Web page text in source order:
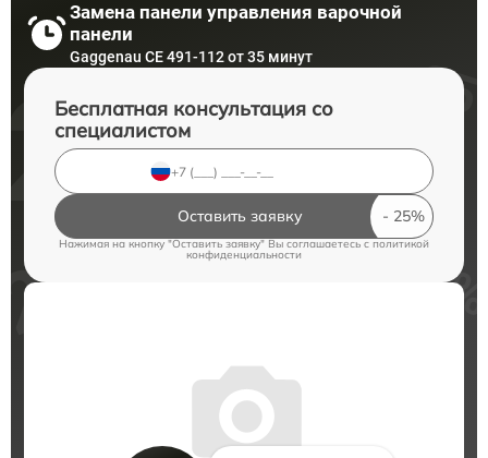
Замена панели управления варочной
панели
Gaggenau CE 491-112 от 35 минут
Бесплатная консультация со
специалистом
Оставить заявку
Нажимая на кнопку "Оставить заявку" Вы соглашаетесь c политикой
конфиденциальности